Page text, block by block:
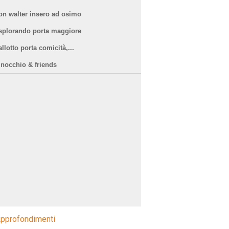
walter insero ad osimo
porta maggiore
porta comicità,...
& friends